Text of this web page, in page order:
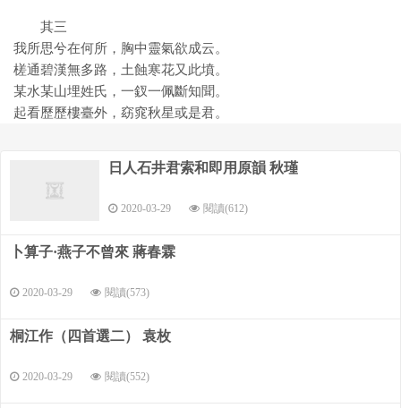
其三
我所思兮在何所，胸中靈氣欲成云。
槎通碧漢無多路，土蝕寒花又此墳。
某水某山埋姓氏，一釵一佩斷知聞。
起看歷歷樓臺外，窈窕秋星或是君。
日人石井君索和即用原韻 秋瑾
2020-03-29 閱讀(612)
卜算子·燕子不曾來 蔣春霖
2020-03-29 閱讀(573)
桐江作（四首選二） 袁枚
2020-03-29 閱讀(552)